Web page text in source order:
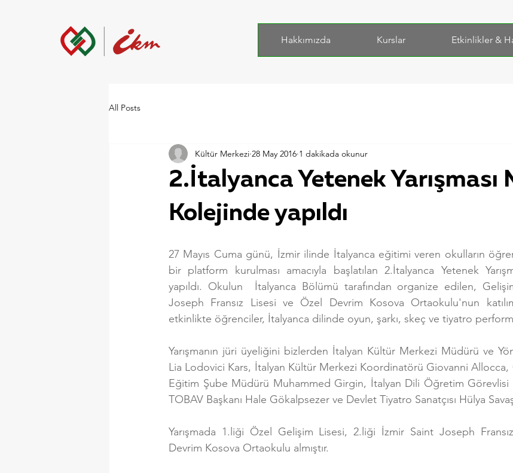
Hakkımızda Kurslar Etkinlikler &
All Posts
2.İtalyanca Yetenek Yarışması
Kolejinde yapıldı
Kültür Merkezi 28 May 2016 1 dakikada okunur
27 Mayıs Cuma günü, İzmir ilinde İtalyanca eğitimi veren okulların
bir platform kurulması amacıyla başlatılan 2.İtalyanca Yetenek
yapıldı. Okulun  İtalyanca Bölümü tarafından organize edilen,
Joseph Fransız Lisesi ve Özel Devrim Kosova Ortaokulu'nun
etkinlikte öğrenciler, İtalyanca dilinde oyun, şarkı, skeç ve tiyatro
Yarışmanın jüri üyeliğini bizlerden İtalyan Kültür Merkezi Müdürü ve
Lia Lodovici Kars, İtalyan Kültür Merkezi Koordinatörü Giovanni
Eğitim Şube Müdürü Muhammed Girgin, İtalyan Dili Öğretim
TOBAV Başkanı Hale Gökalpsezer ve Devlet Tiyatro Sanatçısı Hülya
Yarışmada 1.liği Özel Gelişim Lisesi, 2.liği İzmir Saint Joseph
Devrim Kosova Ortaokulu almıştır.